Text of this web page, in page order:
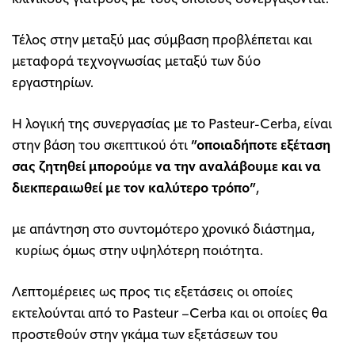
Τέλος στην μεταξύ μας σύμβαση προβλέπεται και
μεταφορά τεχνογνωσίας μεταξύ των δύο
εργαστηρίων.
Η λογική της συνεργασίας με το Pasteur-Cerba, είναι
στην βάση του σκεπτικού ότι ”οποιαδήποτε εξέταση
σας ζητηθεί μπορούμε να την αναλάβουμε και να
διεκπεραιωθεί με τον καλύτερο τρόπο”,
με απάντηση στο συντομότερο χρονικό διάστημα,
κυρίως όμως στην υψηλότερη ποιότητα.
Λεπτομέρειες ως προς τις εξετάσεις οι οποίες
εκτελούνται από το Pasteur –Cerba και οι οποίες θα
προστεθούν στην γκάμα των εξετάσεων του